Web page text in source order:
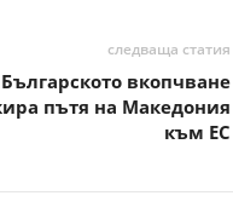
следваща статия
вкопчване
пътя на Македония
към ЕС